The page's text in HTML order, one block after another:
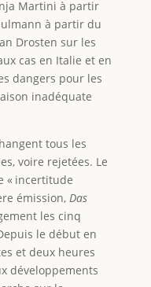
Martini à partir
à partir du
Drosten sur les
cas en Italie et en
dangers pour les
inadéquate
tous les
voire rejetées. Le
« incertitude
émission, Das
les cinq
le début en
et deux heures
développements